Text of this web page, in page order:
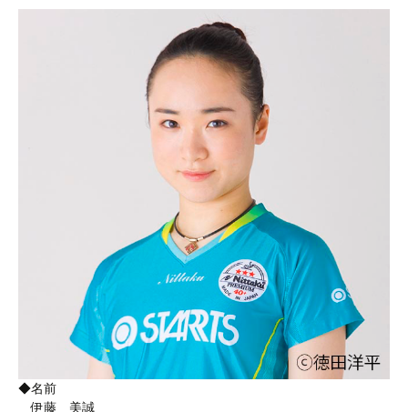
◆名前
伊藤 美誠